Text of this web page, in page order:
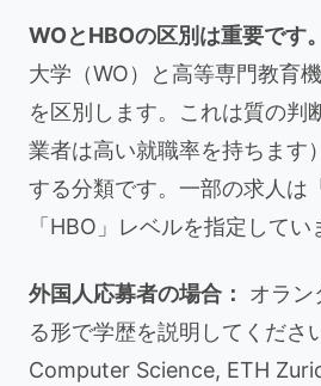
WOとHBOの区別は重要です。
大学（WO）と高等専門教育
を区別します。これは質の判
業者は高い就職率を持ちます
する分類です。一部の求人は
「HBO」レベルを指定してい
外国人応募者の場合：
オラン
る形で学歴を説明してくださ
Computer Science, ETH